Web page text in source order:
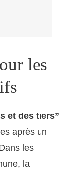
les
et des tiers”
après un
les
la